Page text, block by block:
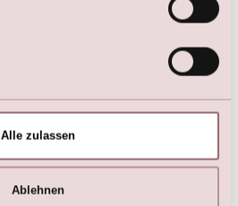
Alle zulassen
Ablehnen
Leichtes Boho-Brautkleid mit